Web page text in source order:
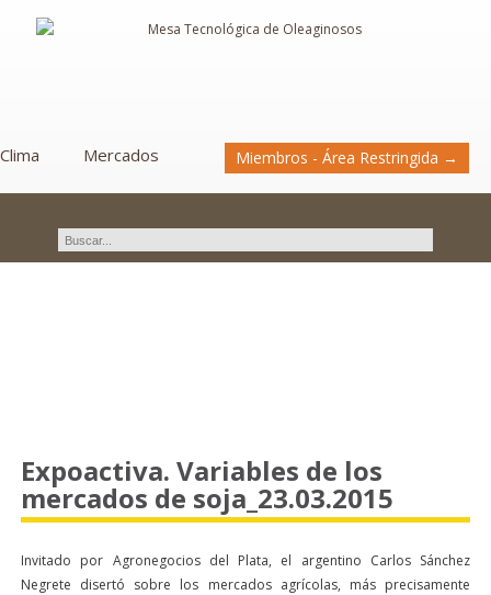
Clima Mercados Miembros - Área Restringida →
Expoactiva. Variables de los
mercados de soja_23.03.2015
Invitado por Agronegocios del Plata, el argentino Carlos Sánchez
Negrete disertó sobre los mercados agrícolas, más precisamente